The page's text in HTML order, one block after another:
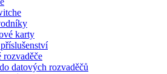
karty
rozvaděče
datových rozvaděčů